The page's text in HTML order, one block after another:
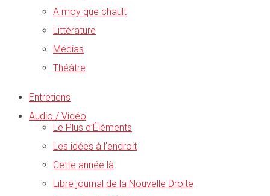
A moy que chault
Littérature
Médias
Théâtre
Entretiens
Audio / Vidéo
Le Plus d’Éléments
Les idées à l’endroit
Cette année là
Libre journal de la Nouvelle Droite